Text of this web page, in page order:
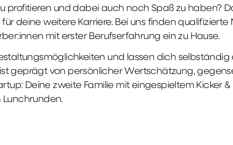
und dabei auch noch Spaß zu haben?
deine weitere Karriere. Bei uns finden
mit erster Berufserfahrung ein zu Hause.
und lassen dich
geprägt von persönlicher Wertschätzung,
Deine zweite Familie mit eingespieltem Kicker